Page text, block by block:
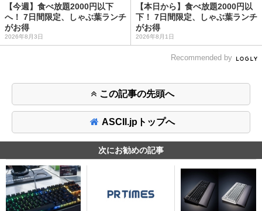
【今週】食べ放題2000円以下
へ！ 7日間限定、しゃぶ葉ランチ
がお得
2026年8月3日
【本日から】食べ放題2000円以
下！ 7日間限定、しゃぶ葉ランチ
がお得
2026年8月1日
Recommended by
この記事の先頭へ
ASCII.jpトップへ
次にお勧めの記事